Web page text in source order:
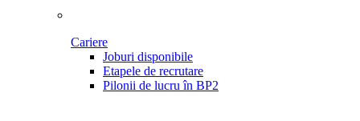
Cariere
Joburi disponibile
Etapele de recrutare
Pilonii de lucru în BP2